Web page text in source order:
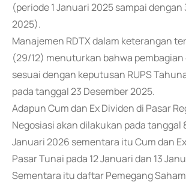
(periode 1 Januari 2025 sampai
2025).
Manajemen RDTX dalam keterangan
(29/12) menuturkan bahwa pembagian
sesuai dengan keputusan RUPS
pada tanggal 23 Desember 2025.
Adapun Cum dan Ex Dividen di Pasar
Negosiasi akan dilakukan pada tanggal
Januari 2026 sementara itu Cum dan
Pasar Tunai pada 12 Januari dan 13
Sementara itu daftar Pemegang